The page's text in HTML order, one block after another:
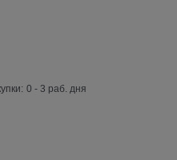
0 - 3 раб. дня